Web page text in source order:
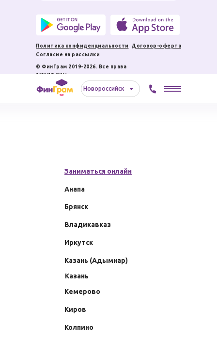
Договор-оферта
Согласие на рассылки
Политика конфиденциальности
© ФинГрам 2019-2026. Все права
защищены.
Новороссийск⠀⠀⠀
Заниматься онлайн
Казань (Адымнар)
Казань
Кемерово
Киров
Иркутск
Брянск
Анапа
Колпино
Владикавказ